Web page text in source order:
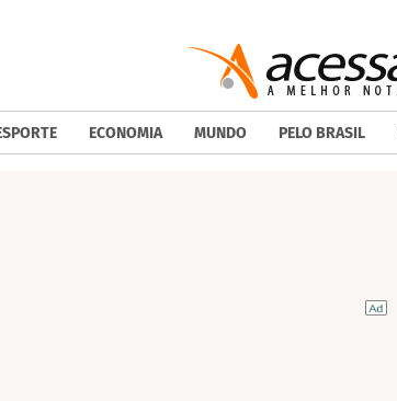
ECONOMIA MUNDO PELO BRASIL